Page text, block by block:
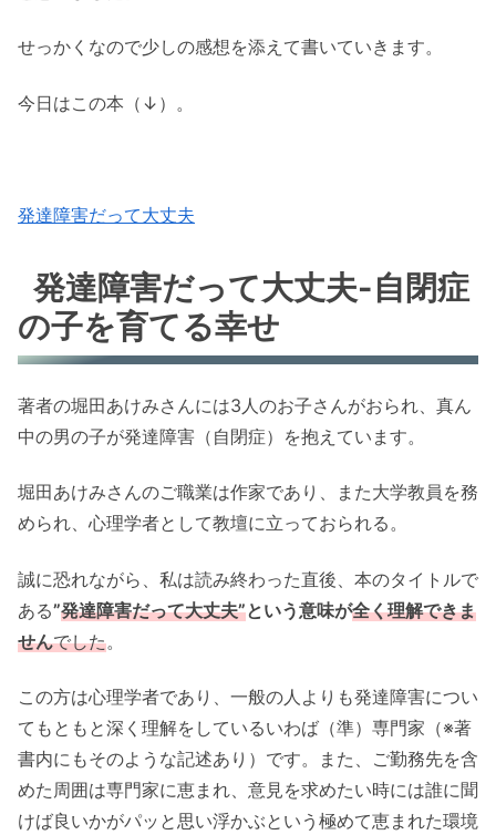
せっかくなので少しの感想を添えて書いていきます。
今日はこの本（↓）。
発達障害だって大丈夫
発達障害だって大丈夫-自閉症
の子を育てる幸せ
著者の堀田あけみさんには3人のお子さんがおられ、真ん
中の男の子が発達障害（自閉症）を抱えています。
堀田あけみさんのご職業は作家であり、また大学教員を務
められ、心理学者として教壇に立っておられる。
誠に恐れながら、私は読み終わった直後、本のタイトルで
ある”発達障害だって大丈夫”という意味が全く理解できま
せんでした。
この方は心理学者であり、一般の人よりも発達障害につい
てもともと深く理解をしているいわば（準）専門家（※著
書内にもそのような記述あり）です。また、ご勤務先を含
めた周囲は専門家に恵まれ、意見を求めたい時には誰に聞
けば良いかがパッと思い浮かぶという極めて恵まれた環境